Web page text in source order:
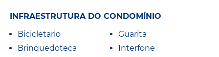
INFRAESTRUTURA DO CONDOMÍNIO
Bicicletario
Brinquedoteca
Guarita
Interfone